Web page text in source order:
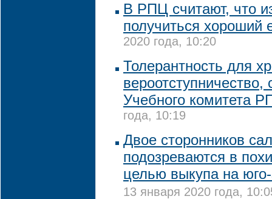
В РПЦ считают, что
получиться хороший
2020 года, 10:20
Толерантность для
вероотступничество,
Учебного комитета
года, 10:19
Двое сторонников
подозреваются в
целью выкупа на
13 января 2020 года,